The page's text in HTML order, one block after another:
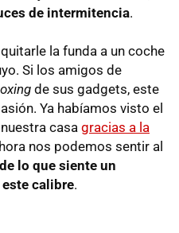
de intermitencia.
la funda a un coche
Si los amigos de
de sus gadgets, este
Ya habíamos visto el
casa gracias a la
nos podemos sentir al
lo que siente un
calibre.